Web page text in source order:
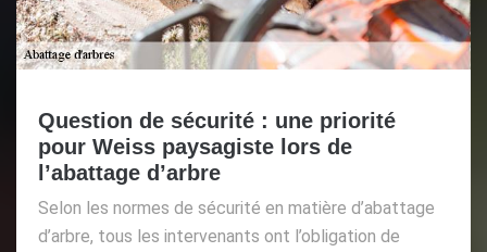
Question de sécurité : une priorité
pour Weiss paysagiste lors de
l’abattage d’arbre
Selon les normes de sécurité en matière d’abattage
d’arbre, tous les intervenants ont l’obligation de